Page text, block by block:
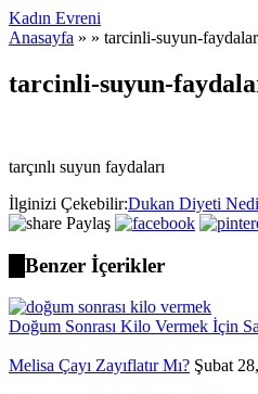
Kadın Evreni
Anasayfa » » tarcinli-suyun-
tarcinli-suyun-
tarçınlı suyun faydaları
İlginizi Çekebilir:Dukan Diyeti
Paylaş
Benzer İçerikler
Doğum Sonrası Kilo Vermek İçin
Melisa Çayı Zayıflatır Mı? Şubat